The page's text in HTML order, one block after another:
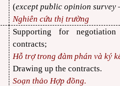
(except public opinion survey
Nghiên cứu thị trường
Supporting for
contracts;
Hỗ trợ trong đàm phán và ký
Drawing up the contracts.
Soạn thảo Hợp đồng.